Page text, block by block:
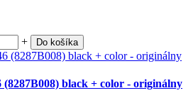
+ Do košíka
black + color - originálny